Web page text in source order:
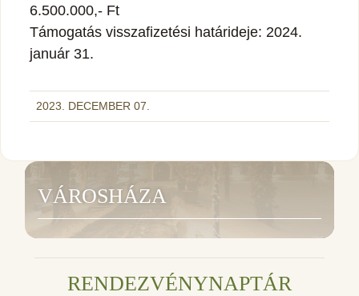
6.500.000,- Ft
Támogatás visszafizetési határideje: 2024.
január 31.
2023. DECEMBER 07.
VÁROSHÁZA
RENDEZVÉNYNAPTÁR